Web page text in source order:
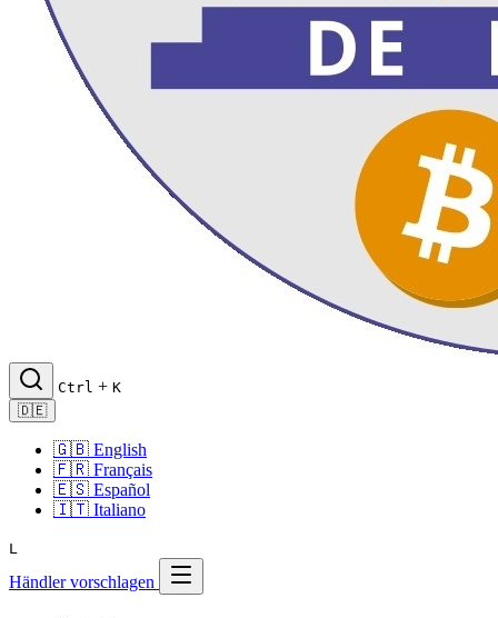
Ctrl + K
🇩🇪
🇬🇧 English
🇫🇷 Français
🇪🇸 Español
🇮🇹 Italiano
L
Händler vorschlagen